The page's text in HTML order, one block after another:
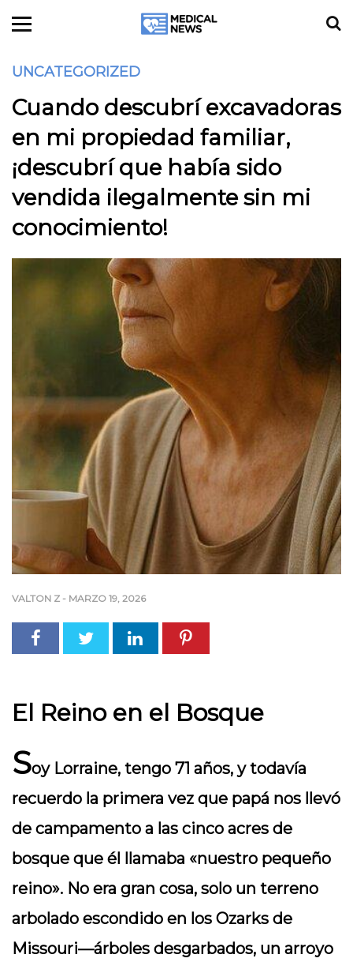
UNCATEGORIZED
Cuando descubrí excavadoras
en mi propiedad familiar,
¡descubrí que había sido
vendida ilegalmente sin mi
conocimiento!
VALTON Z - MARZO 19, 2026
El Reino en el Bosque
Soy Lorraine, tengo 71 años, y todavía
recuerdo la primera vez que papá nos llevó
de campamento a las cinco acres de
bosque que él llamaba «nuestro pequeño
reino». No era gran cosa, solo un terreno
arbolado escondido en los Ozarks de
Missouri—árboles desgarbados, un arroyo